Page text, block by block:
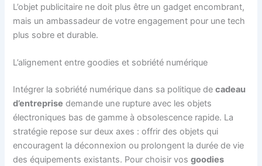
L’objet publicitaire ne doit plus être un gadget encombrant,
mais un ambassadeur de votre engagement pour une tech
plus sobre et durable.
L’alignement entre goodies et sobriété numérique
Intégrer la sobriété numérique dans sa politique decadeau
d’entreprise demande une rupture avec les objets
électroniques bas de gamme à obsolescence rapide. La
stratégie repose sur deux axes : offrir des objets qui
encouragent la déconnexion ou prolongent la durée de vie
des équipements existants. Pour choisir vosgoodies